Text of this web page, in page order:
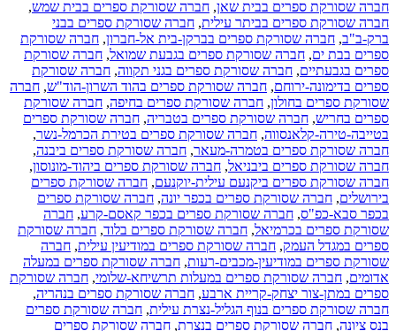
חברה שסורקת ספרים בבית שאן, חברה שסורקת ספרים בבית שמש,
חברה שסורקת ספרים בביתר עילית, חברה שסורקת ספרים בבני
ברק-ב"ב, חברה שסורקת ספרים בברקן-בית אל-חברון, חברה שסורקת
ספרים בבת ים, חברה שסורקת ספרים בגבעת שמואל, חברה שסורקת
ספרים בגבעתיים, חברה שסורקת ספרים בגני תקווה, חברה שסורקת
ספרים בדימונה-ירוחם, חברה שסורקת ספרים בהוד השרון-הוד"ש, חברה
שסורקת ספרים בחולון, חברה שסורקת ספרים בחיפה, חברה שסורקת
ספרים בחריש, חברה שסורקת ספרים בטבריה, חברה שסורקת ספרים
בטייבה-טירה-קלאנסווה, חברה שסורקת ספרים בטירת הכרמל-נשר,
חברה שסורקת ספרים בטמרה-מעאר, חברה שסורקת ספרים ביבנה,
חברה שסורקת ספרים ביבניאל, חברה שסורקת ספרים ביהוד-מונוסון,
חברה שסורקת ספרים ביקנעם עילית-יוקנעם, חברה שסורקת ספרים
בירושלים, חברה שסורקת ספרים בכפר יונה, חברה שסורקת ספרים
בכפר סבא-כפ"ס, חברה שסורקת ספרים בכפר קאסם-קרע, חברה
שסורקת ספרים בכרמיאל, חברה שסורקת ספרים בלוד, חברה שסורקת
ספרים במגדל העמק, חברה שסורקת ספרים במודיעין עילית, חברה
שסורקת ספרים במודיעין-מכבים-רעות, חברה שסורקת ספרים במעלה
אדומים, חברה שסורקת ספרים במעלות תרשיחא-שלומי, חברה שסורקת
ספרים במתן-צור יצחק-קריית ארבע, חברה שסורקת ספרים בנהריה,
חברה שסורקת ספרים בנוף הגליל-נצרת עילית, חברה שסורקת ספרים
בנס ציונה, חברה שסורקת ספרים בנצרת, חברה שסורקת ספרים